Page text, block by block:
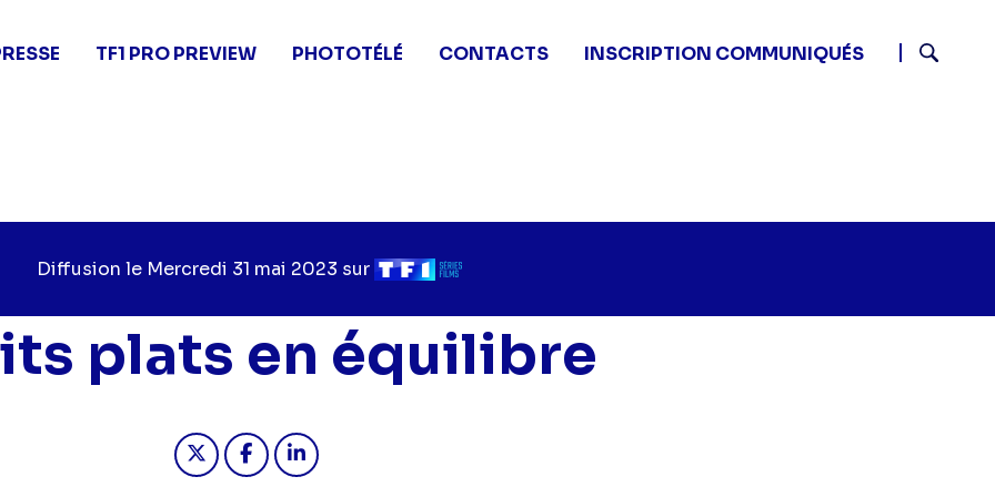
TF1 PRO PREVIEW PHOTOTÉLÉ CONTACTS
INSCRIPTION COMMUNIQUÉS
Diffusion le Jour
diffusion
Mercredi 31 mai 2023 sur Chaîne
diffusion
plats en équilibre
Partager "2023-05-31 13:55 - Petits plats en équilibre - EM Programmation" sur
Partager "2023-05-31 13:55 - Petits plats en équilibre - EM Programmation" sur